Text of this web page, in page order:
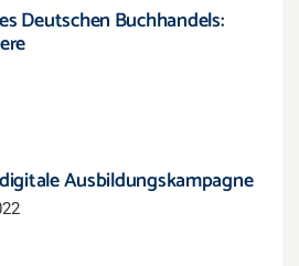
Deutschen Buchhandels:
Ausbildungskampagne